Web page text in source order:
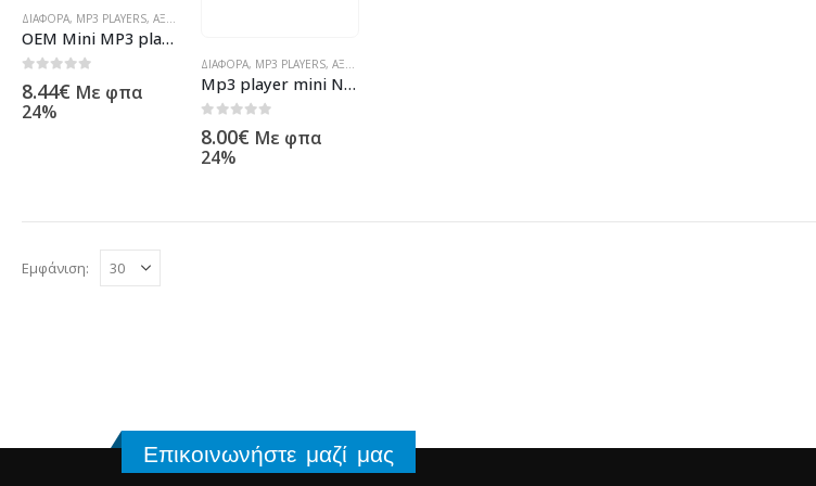
ΔΙΆΦΟΡΑ, MP3 PLAYERS, ΑΞΕΣΟΥΆΡ ΥΠΟΛΟΓΙΣΤΏΝ
ΟΕΜ Mini MP3 player – 8012
8.44€ Με φπα
24%
ΔΙΆΦΟΡΑ, MP3 PLAYERS,ΑΞΕΣΟΥΆΡ ΥΠΟΛΟΓΙΣΤΏΝ
Mp3 player mini No brand – 8010
8.00€ Με φπα
24%
Εμφάνιση:
Επικοινωνήστε μαζί μας